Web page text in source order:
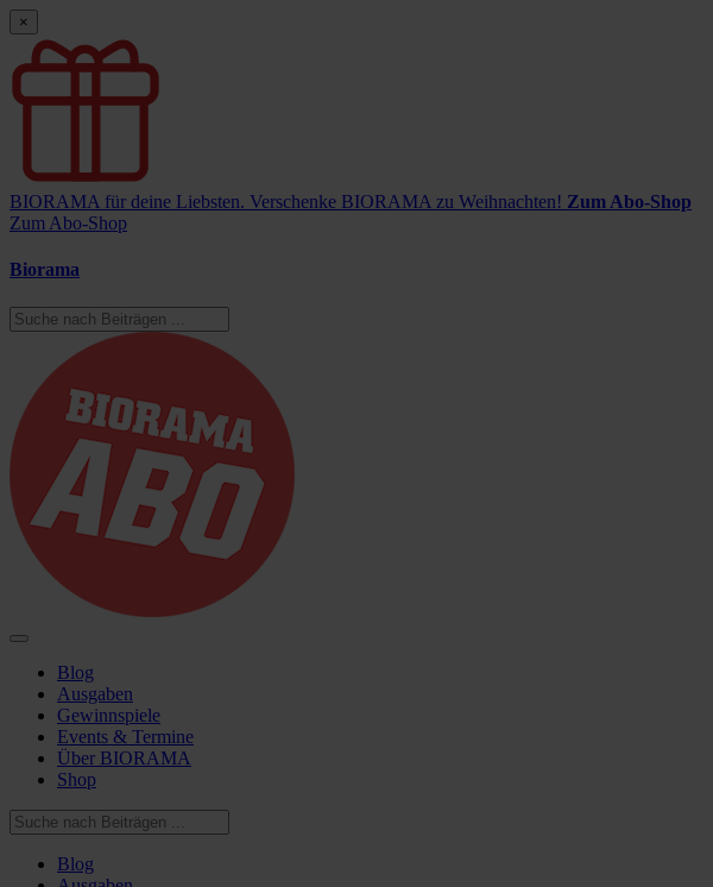
×
BIORAMA für deine Liebsten. Verschenke BIORAMA zu Weihnachten! Zum Abo-Shop
Zum Abo-Shop
Biorama
Blog
Ausgaben
Gewinnspiele
Events & Termine
Über BIORAMA
Shop
Blog